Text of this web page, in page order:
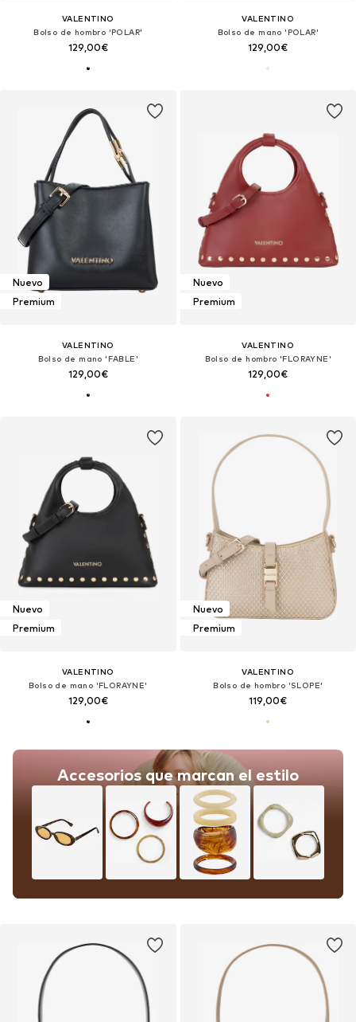
VALENTINO
Bolso de hombro 'POLAR'
129,00€
VALENTINO
Bolso de mano 'POLAR'
129,00€
Nuevo
Premium
VALENTINO
Bolso de mano 'FABLE'
129,00€
Nuevo
Premium
VALENTINO
Bolso de hombro 'FLORAYNE'
129,00€
Nuevo
Premium
VALENTINO
Bolso de mano 'FLORAYNE'
129,00€
Accesorios que marcan el estilo
Nuevo
Premium
VALENTINO
Bolso de hombro 'SLOPE'
119,00€